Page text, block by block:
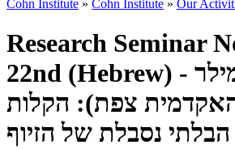
Cohn Institute » Cohn Institute » Our
Research Seminar
22nd (Hebrew) - בועז מילר
צפת): הקלות
הבלתי נסבלת של הזיוף